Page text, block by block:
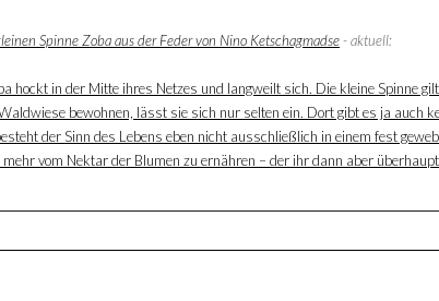
Spinne Zoba aus der Feder von Nino Ketschagmadse- aktuell:
hockt in der Mitte ihres Netzes und langweilt sich. Die kleine Spinne
bewohnen, lässt sie sich nur selten ein. Dort gibt es ja auch
der Sinn des Lebens eben nicht ausschließlich in einem fest
vom Nektar der Blumen zu ernähren – der ihr dann aber